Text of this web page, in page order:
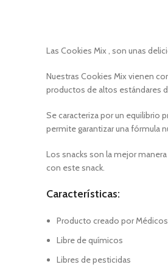
Las Cookies Mix , son unas
Nuestras Cookies Mix vienen
productos de altos estándares
Se caracteriza por un equilibrio
permite garantizar una fórmula
Los snacks son la mejor
con este snack.
Características:
Producto creado por
Libre de químicos
Libres de pesticidas